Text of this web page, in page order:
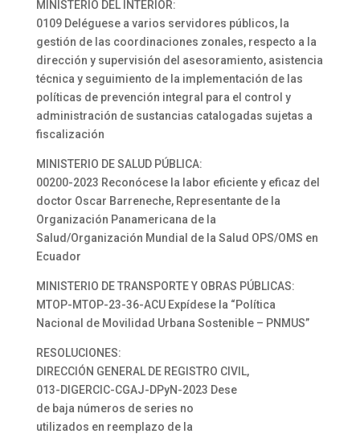
MINISTERIO DEL INTERIOR:
0109 Deléguese a varios servidores públicos, la
gestión de las coordinaciones zonales, respecto a la
dirección y supervisión del asesoramiento, asistencia
técnica y seguimiento de la implementación de las
políticas de prevención integral para el control y
administración de sustancias catalogadas sujetas a
fiscalización
MINISTERIO DE SALUD PÚBLICA:
00200-2023 Reconócese la labor eficiente y eficaz del
doctor Oscar Barreneche, Representante de la
Organización Panamericana de la
Salud/Organización Mundial de la Salud OPS/OMS en
Ecuador
MINISTERIO DE TRANSPORTE Y OBRAS PÚBLICAS:
MTOP-MTOP-23-36-ACU Expídese la “Política
Nacional de Movilidad Urbana Sostenible – PNMUS”
RESOLUCIONES:
DIRECCIÓN GENERAL DE REGISTRO CIVIL,
013-DIGERCIC-CGAJ-DPyN-2023 Dese
de baja números de series no
utilizados en reemplazo de la